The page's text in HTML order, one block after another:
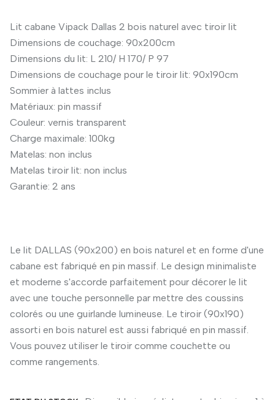
Lit cabane Vipack Dallas 2 bois naturel avec tiroir lit
Dimensions de couchage: 90x200cm
Dimensions du lit: L 210/ H 170/ P 97
Dimensions de couchage pour le tiroir lit: 90x190cm
Sommier à lattes inclus
Matériaux: pin massif
Couleur: vernis transparent
Charge maximale: 100kg
Matelas: non inclus
Matelas tiroir lit: non inclus
Garantie: 2 ans
Le lit DALLAS (90x200) en bois naturel et en forme d'une
cabane est fabriqué en pin massif. Le design minimaliste
et moderne s'accorde parfaitement pour décorer le lit
avec une touche personnelle par mettre des coussins
colorés ou une guirlande lumineuse. Le tiroir (90x190)
assorti en bois naturel est aussi fabriqué en pin massif.
Vous pouvez utiliser le tiroir comme couchette ou
comme rangements.